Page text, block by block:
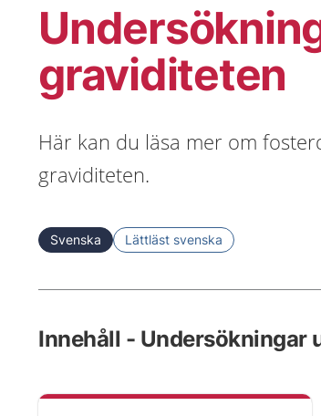
graviditeten
Här kan du läsa mer om
graviditeten.
Svenska Lättläst svenska
Innehåll - Undersökningar